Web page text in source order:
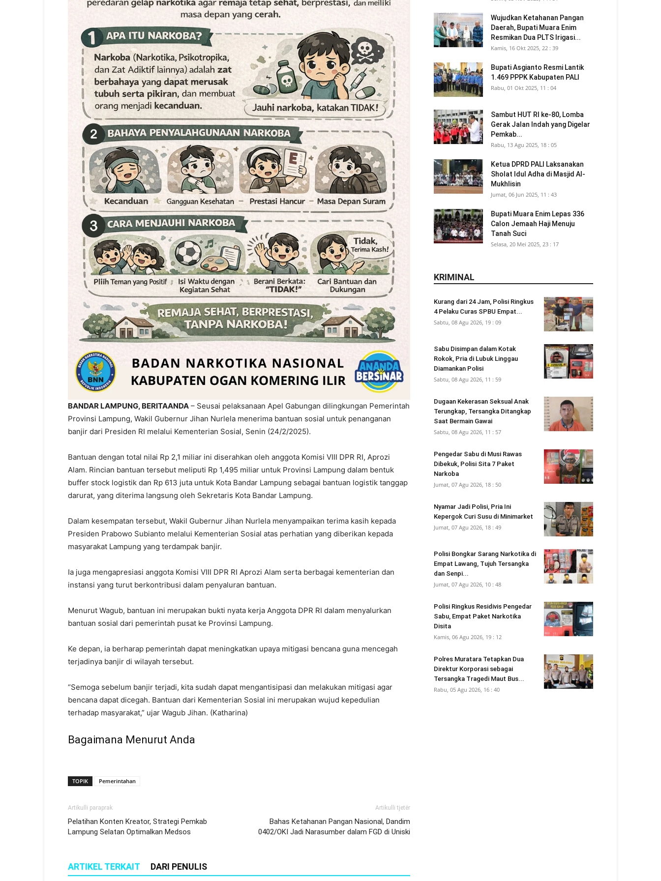
BANDAR LAMPUNG, BERITAANDA – Seusai pelaksanaan Apel Gabungan dilingkungan Pemerintah
Provinsi Lampung, Wakil Gubernur Jihan Nurlela menerima bantuan sosial untuk penanganan
banjir dari Presiden RI melalui Kementerian Sosial, Senin (24/2/2025).
Bantuan dengan total nilai Rp 2,1 miliar ini diserahkan oleh anggota Komisi VIII DPR RI, Aprozi
Alam. Rincian bantuan tersebut meliputi Rp 1,495 miliar untuk Provinsi Lampung dalam bentuk
buffer stock logistik dan Rp 613 juta untuk Kota Bandar Lampung sebagai bantuan logistik tanggap
darurat, yang diterima langsung oleh Sekretaris Kota Bandar Lampung.
Dalam kesempatan tersebut, Wakil Gubernur Jihan Nurlela menyampaikan terima kasih kepada
Presiden Prabowo Subianto melalui Kementerian Sosial atas perhatian yang diberikan kepada
masyarakat Lampung yang terdampak banjir.
Ia juga mengapresiasi anggota Komisi VIII DPR RI Aprozi Alam serta berbagai kementerian dan
instansi yang turut berkontribusi dalam penyaluran bantuan.
Menurut Wagub, bantuan ini merupakan bukti nyata kerja Anggota DPR RI dalam menyalurkan
bantuan sosial dari pemerintah pusat ke Provinsi Lampung.
Ke depan, ia berharap pemerintah dapat meningkatkan upaya mitigasi bencana guna mencegah
terjadinya banjir di wilayah tersebut.
“Semoga sebelum banjir terjadi, kita sudah dapat mengantisipasi dan melakukan mitigasi agar
bencana dapat dicegah. Bantuan dari Kementerian Sosial ini merupakan wujud kepedulian
terhadap masyarakat,” ujar Wagub Jihan. (Katharina)
Bagaimana Menurut Anda
TOPIK Pemerintahan
Artikulli paraprak
Pelatihan Konten Kreator, Strategi Pemkab
Lampung Selatan Optimalkan Medsos
Artikulli tjetër
Bahas Ketahanan Pangan Nasional, Dandim
0402/OKI Jadi Narasumber dalam FGD di Uniski
ARTIKEL TERKAIT DARI PENULIS
Wujudkan Ketahanan Pangan
Daerah, Bupati Muara Enim
Resmikan Dua PLTS Irigasi...
Kamis, 16 Okt 2025, 22 : 39
Bupati Asgianto Resmi Lantik
1.469 PPPK Kabupaten PALI
Rabu, 01 Okt 2025, 11 : 04
Sambut HUT RI ke-80, Lomba
Gerak Jalan Indah yang Digelar
Pemkab...
Rabu, 13 Agu 2025, 18 : 05
Ketua DPRD PALI Laksanakan
Sholat Idul Adha di Masjid Al-
Mukhlisin
Jumat, 06 Jun 2025, 11 : 43
Bupati Muara Enim Lepas 336
Calon Jemaah Haji Menuju
Tanah Suci
Selasa, 20 Mei 2025, 23 : 17
KRIMINAL
Kurang dari 24 Jam, Polisi Ringkus
4 Pelaku Curas SPBU Empat...
Sabtu, 08 Agu 2026, 19 : 09
Sabu Disimpan dalam Kotak
Rokok, Pria di Lubuk Linggau
Diamankan Polisi
Sabtu, 08 Agu 2026, 11 : 59
Dugaan Kekerasan Seksual Anak
Terungkap, Tersangka Ditangkap
Saat Bermain Gawai
Sabtu, 08 Agu 2026, 11 : 57
Pengedar Sabu di Musi Rawas
Dibekuk, Polisi Sita 7 Paket
Narkoba
Jumat, 07 Agu 2026, 18 : 50
Nyamar Jadi Polisi, Pria Ini
Kepergok Curi Susu di Minimarket
Jumat, 07 Agu 2026, 18 : 49
Polisi Bongkar Sarang Narkotika di
Empat Lawang, Tujuh Tersangka
dan Senpi...
Jumat, 07 Agu 2026, 10 : 48
Polisi Ringkus Residivis Pengedar
Sabu, Empat Paket Narkotika
Disita
Kamis, 06 Agu 2026, 19 : 12
Polres Muratara Tetapkan Dua
Direktur Korporasi sebagai
Tersangka Tragedi Maut Bus...
Rabu, 05 Agu 2026, 16 : 40